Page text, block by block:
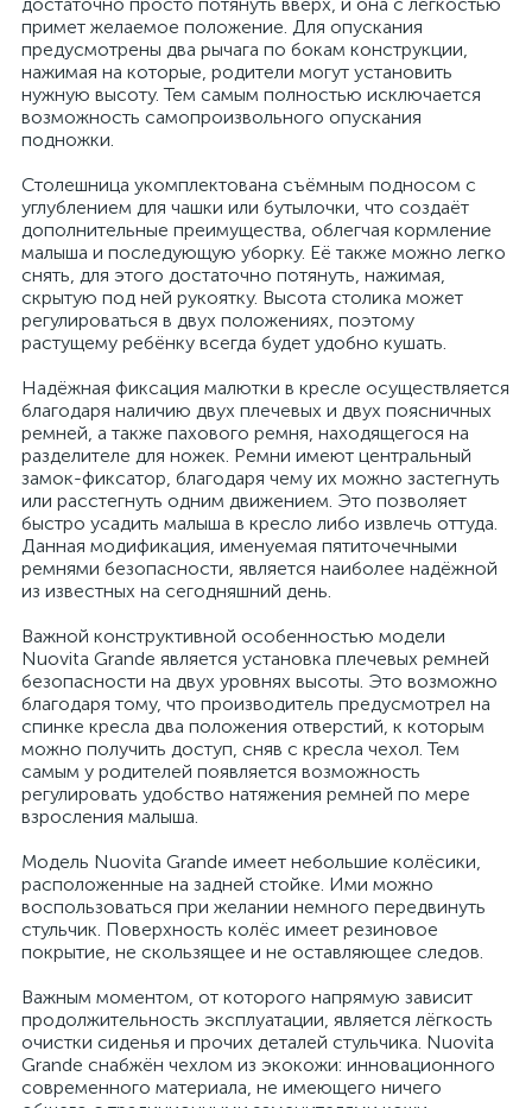
примет желаемое положение. Для опускания
предусмотрены два рычага по бокам конструкции,
нажимая на которые, родители могут установить
нужную высоту. Тем самым полностью исключается
возможность самопроизвольного опускания
подножки.
Столешница укомплектована съёмным подносом с
углублением для чашки или бутылочки, что создаёт
дополнительные преимущества, облегчая кормление
малыша и последующую уборку. Её также можно легко
снять, для этого достаточно потянуть, нажимая,
скрытую под ней рукоятку. Высота столика может
регулироваться в двух положениях, поэтому
растущему ребёнку всегда будет удобно кушать.
Надёжная фиксация малютки в кресле осуществляется
благодаря наличию двух плечевых и двух поясничных
ремней, а также пахового ремня, находящегося на
разделителе для ножек. Ремни имеют центральный
замок-фиксатор, благодаря чему их можно застегнуть
или расстегнуть одним движением. Это позволяет
быстро усадить малыша в кресло либо извлечь оттуда.
Данная модификация, именуемая пятиточечными
ремнями безопасности, является наиболее надёжной
из известных на сегодняшний день.
Важной конструктивной особенностью модели
Nuovita Grande является установка плечевых ремней
безопасности на двух уровнях высоты. Это возможно
благодаря тому, что производитель предусмотрел на
спинке кресла два положения отверстий, к которым
можно получить доступ, сняв с кресла чехол. Тем
самым у родителей появляется возможность
регулировать удобство натяжения ремней по мере
взросления малыша.
Модель Nuovita Grande имеет небольшие колёсики,
расположенные на задней стойке. Ими можно
воспользоваться при желании немного передвинуть
стульчик. Поверхность колёс имеет резиновое
покрытие, не скользящее и не оставляющее следов.
Важным моментом, от которого напрямую зависит
продолжительность эксплуатации, является лёгкость
очистки сиденья и прочих деталей стульчика. Nuovita
Grande снабжён чехлом из экокожи: инновационного
современного материала, не имеющего ничего